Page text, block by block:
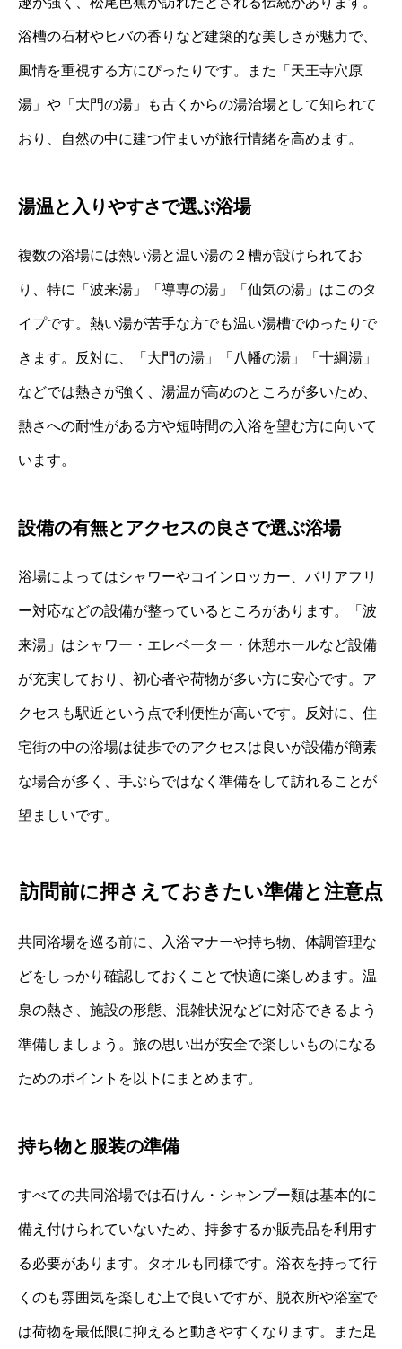
浴槽の石材やヒバの香りなど建築的な美しさが魅力で、
風情を重視する方にぴったりです。また「天王寺穴原
湯」や「大門の湯」も古くからの湯治場として知られて
おり、自然の中に建つ佇まいが旅行情緒を高めます。
湯温と入りやすさで選ぶ浴場
複数の浴場には熱い湯と温い湯の２槽が設けられてお
り、特に「波来湯」「導専の湯」「仙気の湯」はこのタ
イプです。熱い湯が苦手な方でも温い湯槽でゆったりで
きます。反対に、「大門の湯」「八幡の湯」「十綱湯」
などでは熱さが強く、湯温が高めのところが多いため、
熱さへの耐性がある方や短時間の入浴を望む方に向いて
います。
設備の有無とアクセスの良さで選ぶ浴場
浴場によってはシャワーやコインロッカー、バリアフリ
ー対応などの設備が整っているところがあります。「波
来湯」はシャワー・エレベーター・休憩ホールなど設備
が充実しており、初心者や荷物が多い方に安心です。ア
クセスも駅近という点で利便性が高いです。反対に、住
宅街の中の浴場は徒歩でのアクセスは良いが設備が簡素
な場合が多く、手ぶらではなく準備をして訪れることが
望ましいです。
訪問前に押さえておきたい準備と注意点
共同浴場を巡る前に、入浴マナーや持ち物、体調管理な
どをしっかり確認しておくことで快適に楽しめます。温
泉の熱さ、施設の形態、混雑状況などに対応できるよう
準備しましょう。旅の思い出が安全で楽しいものになる
ためのポイントを以下にまとめます。
持ち物と服装の準備
すべての共同浴場では石けん・シャンプー類は基本的に
備え付けられていないため、持参するか販売品を利用す
る必要があります。タオルも同様です。浴衣を持って行
くのも雰囲気を楽しむ上で良いですが、脱衣所や浴室で
は荷物を最低限に抑えると動きやすくなります。また足